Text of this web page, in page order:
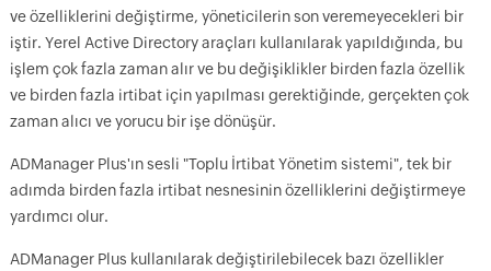
ve özelliklerini değiştirme, yöneticilerin son veremeyecekleri bir
iştir. Yerel Active Directory araçları kullanılarak yapıldığında, bu
işlem çok fazla zaman alır ve bu değişiklikler birden fazla özellik
ve birden fazla irtibat için yapılması gerektiğinde, gerçekten çok
zaman alıcı ve yorucu bir işe dönüşür.
ADManager Plus'ın sesli "Toplu İrtibat Yönetim sistemi", tek bir
adımda birden fazla irtibat nesnesinin özelliklerini değiştirmeye
yardımcı olur.
ADManager Plus kullanılarak değiştirilebilecek bazı özellikler